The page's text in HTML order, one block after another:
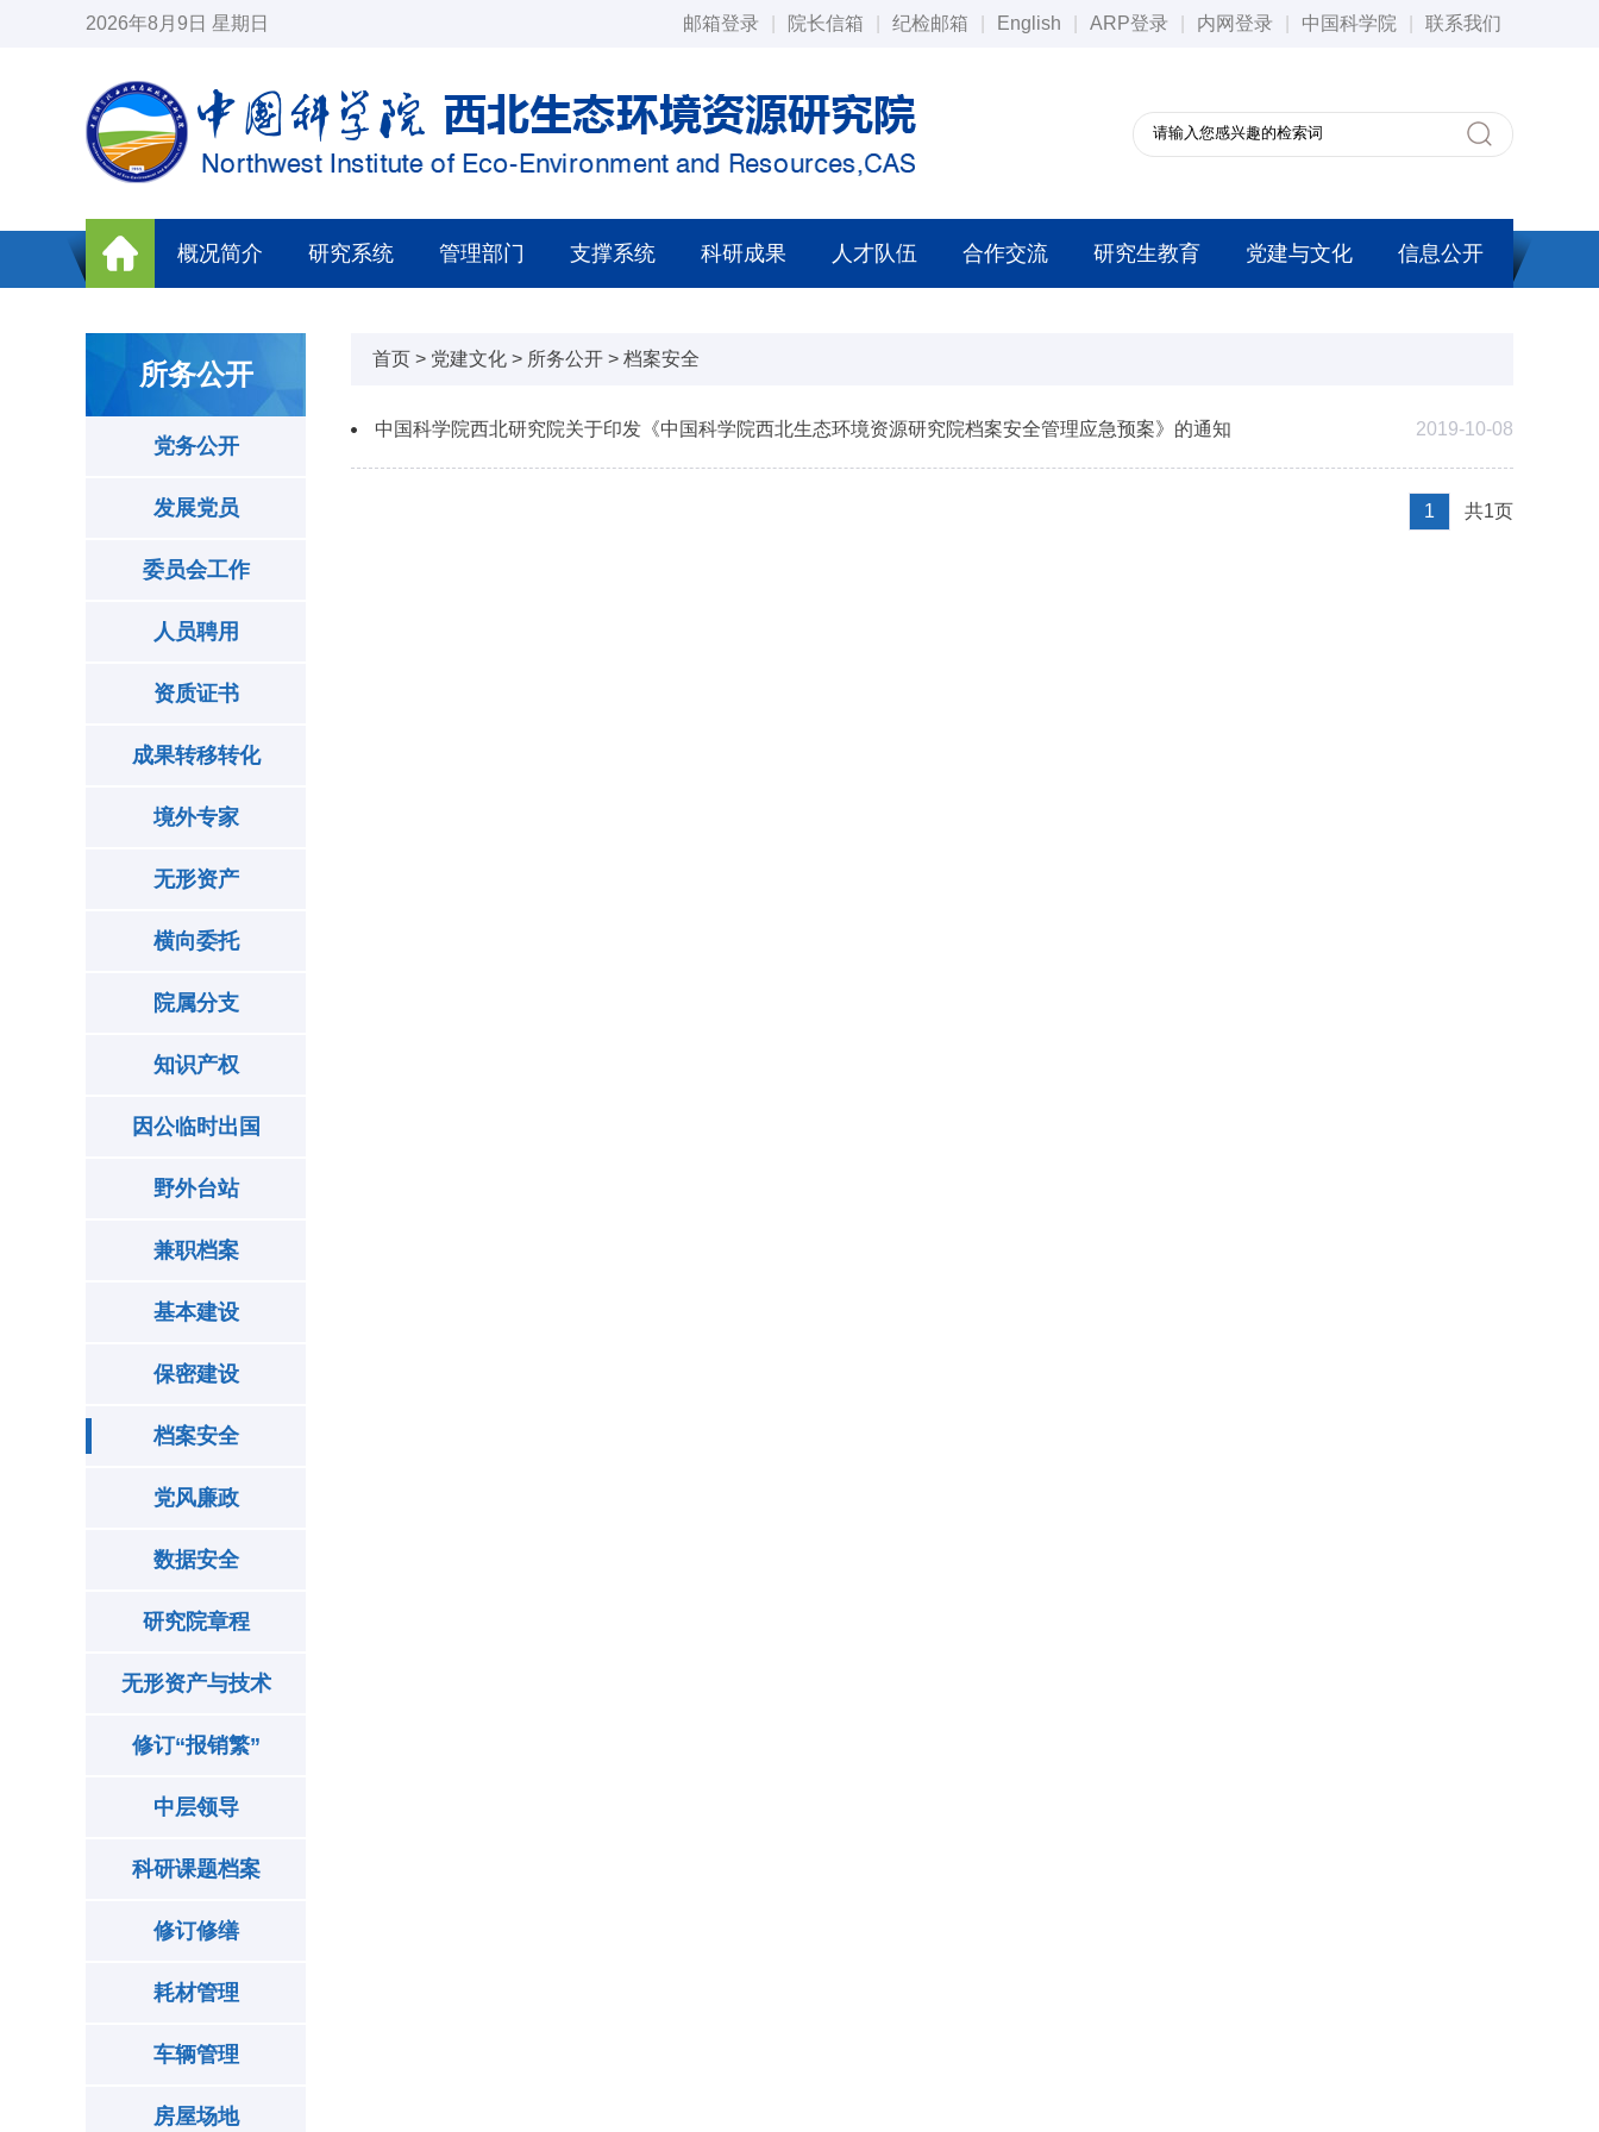
2026年8月9日 星期日 邮箱登录 院长信箱 纪检邮箱 English ARP登录 内网登录 中国科学院 联系我们
概况简介 研究系统 管理部门 支撑系统 科研成果 人才队伍 合作交流 研究生教育 党建与文化 信息公开
所务公开
党务公开
发展党员
委员会工作
人员聘用
资质证书
成果转移转化
境外专家
无形资产
横向委托
院属分支
知识产权
因公临时出国
野外台站
兼职档案
基本建设
保密建设
档案安全
党风廉政
数据安全
研究院章程
无形资产与技术
修订“报销繁”
中层领导
科研课题档案
修订修缮
耗材管理
车辆管理
房屋场地
首页 > 党建文化 > 所务公开 > 档案安全
中国科学院西北研究院关于印发《中国科学院西北生态环境资源研究院档案安全管理应急预案》的通知 2019-10-08
1 共1页